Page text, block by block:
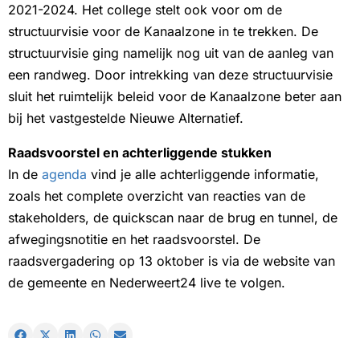
2021-2024. Het college stelt ook voor om de
structuurvisie voor de Kanaalzone in te trekken. De
structuurvisie ging namelijk nog uit van de aanleg van
een randweg. Door intrekking van deze structuurvisie
sluit het ruimtelijk beleid voor de Kanaalzone beter aan
bij het vastgestelde Nieuwe Alternatief.
Raadsvoorstel en achterliggende stukken
In de agenda vind je alle achterliggende informatie,
zoals het complete overzicht van reacties van de
stakeholders, de quickscan naar de brug en tunnel, de
afwegingsnotitie en het raadsvoorstel. De
raadsvergadering op 13 oktober is via de website van
de gemeente en Nederweert24 live te volgen.